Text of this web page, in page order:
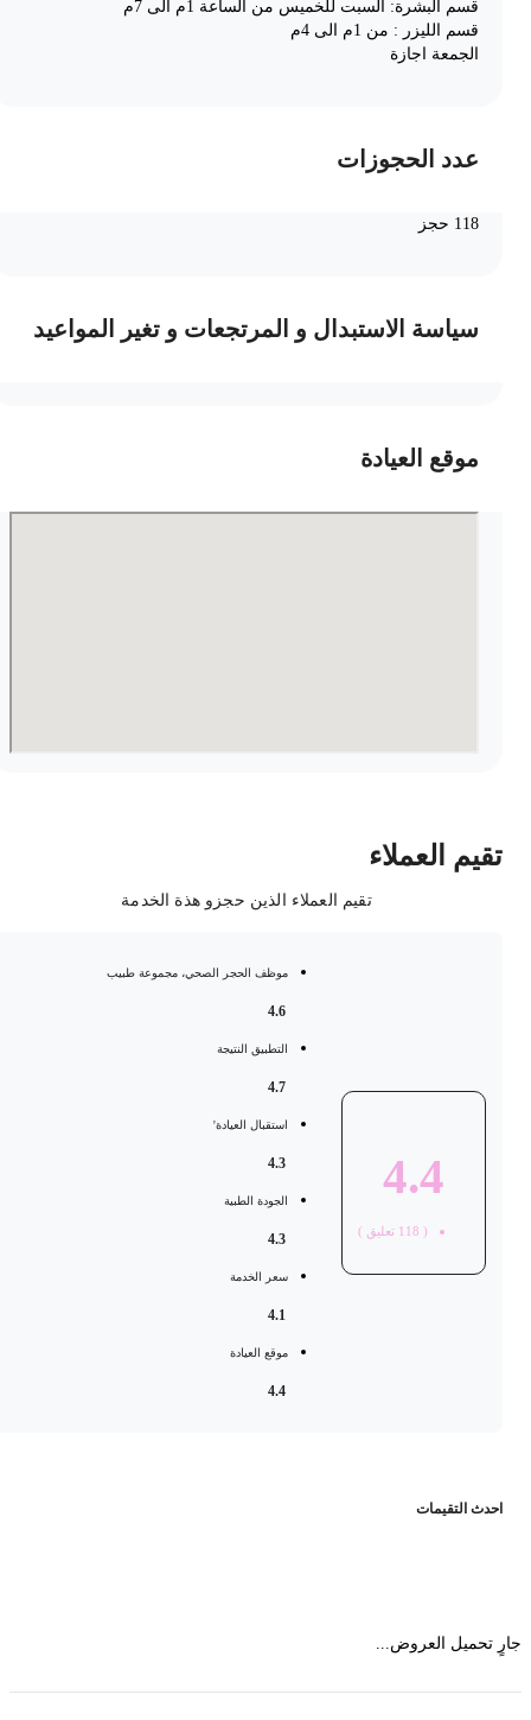
قسم البشرة: السبت للخميس من الساعة 1م الى 7م
قسم الليزر : من 1م الى 4م
الجمعة اجازة
عدد الحجوزات
سياسة الاستبدال و المرتجعات و تغير المواعيد
موقع العيادة
العملاء
تقيم العملاء الذين حجزو هذة الخدمة
4.4
118 تعليق )
موظف الحجر الصحي، مجموعة طبيب
التطبيق النتيجة
استقبال العيادة'
الجودة الطبية
سعر الخدمة
موقع العيادة
التقيمات
تحميل العروض...